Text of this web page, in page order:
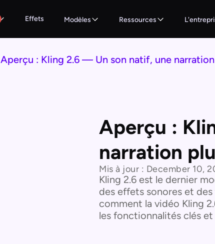
Effets Modèles Ressources
Aperçu : Kling 2.6 — Un son natif, une
Aperçu :
narration
Mis à jour : December 10,
Kling 2.6 est le dernier
des effets sonores et
comment la vidéo Kling
les fonctionnalités clés